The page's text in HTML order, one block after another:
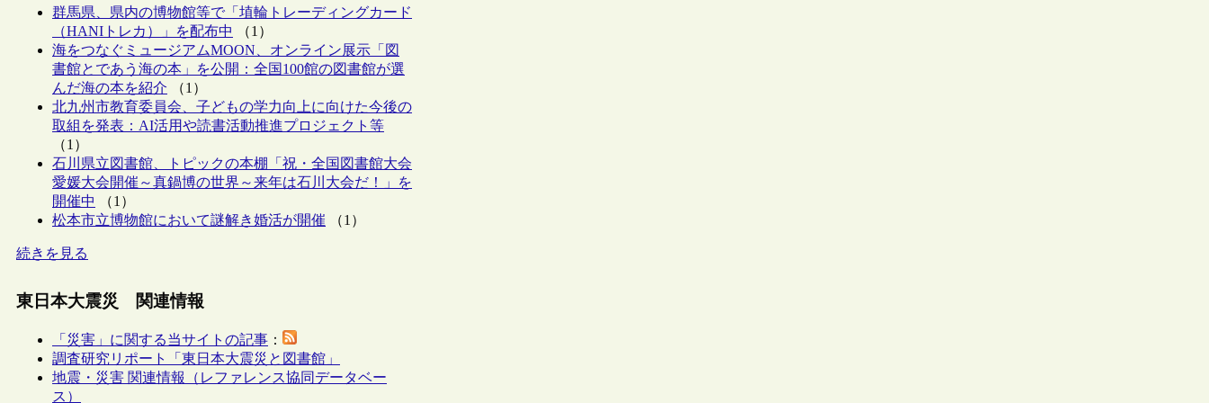
群馬県、県内の博物館等で「埴輪トレーディングカード
（HANIトレカ）」を配布中
（1）
海をつなぐミュージアムMOON、オンライン展示「図
書館とであう海の本」を公開：全国100館の図書館が選
んだ海の本を紹介 （1）
北九州市教育委員会、子どもの学力向上に向けた今後の
取組を発表：AI活用や読書活動推進プロジェクト等
（1）
石川県立図書館、トピックの本棚「祝・全国図書館大会
愛媛大会開催～真鍋博の世界～来年は石川大会だ！」を
開催中
（1）
松本市立博物館において謎解き婚活が開催 （1）
続きを見る
東日本大震災 関連情報
「災害」に関する当サイトの記事 ：
調査研究リポート「東日本大震災と図書館」
地震・災害 関連情報（レファレンス協同データベー
ス）